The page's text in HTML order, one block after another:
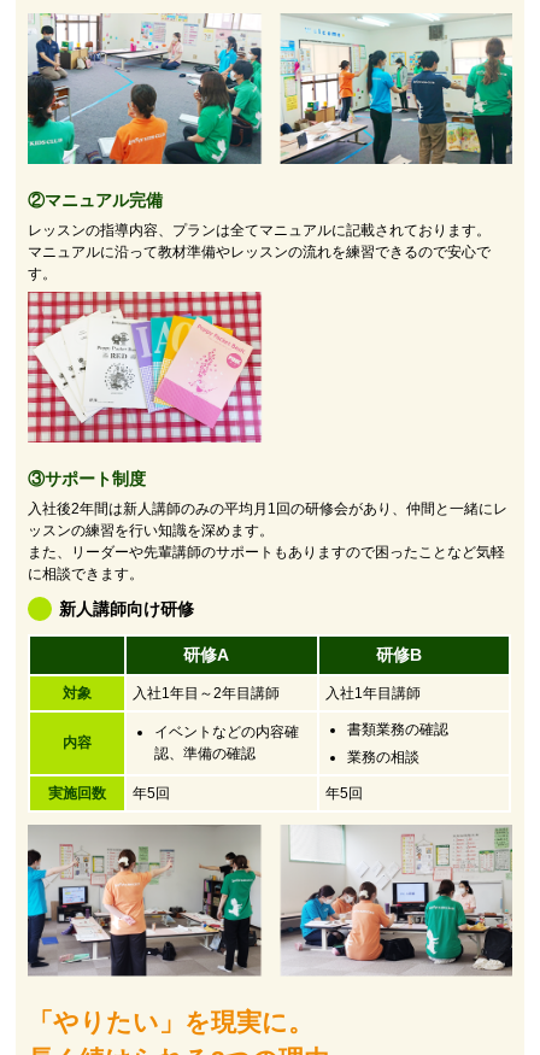
②マニュアル完備
レッスンの指導内容、プランは全てマニュアルに記載されております。
マニュアルに沿って教材準備やレッスンの流れを練習できるので安心で
す。
③サポート制度
入社後2年間は新人講師のみの平均月1回の研修会があり、仲間と一緒にレ
ッスンの練習を行い知識を深めます。
また、リーダーや先輩講師のサポートもありますので困ったことなど気軽
に相談できます。
新人講師向け研修
研修A 研修B
対象 入社1年目～2年目講師 入社1年目講師
内容
イベントなどの内容確
認、準備の確認
書類業務の確認
業務の相談
実施回数 年5回 年5回
「やりたい」を現実に。